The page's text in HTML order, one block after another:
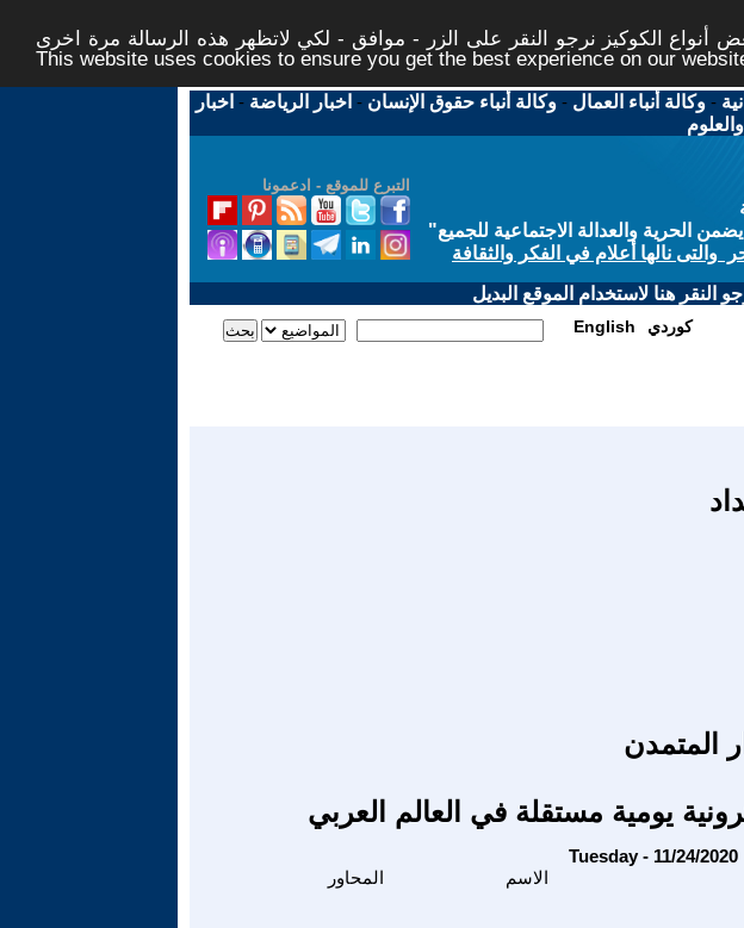
الكوكيز نرجو النقر على الزر - موافق - لكي لاتظهر هذه الرسالة مرة اخرى -
This website uses cookies to ensure you get the best experience on our
-وكالة أنباء العمال -وكالة أنباء حقوق الإنسان - اخبار الرياضة - اخبار
التبرع للموقع - ادعمونا
الحرية والعدالة الاجتماعية للجميع"
نالها أعلام في الفكر والثقافة
النقر هنا لاستخدام الموقع البديل
English كوردي
المتمدن
يومية مستقلة في العالم العربي
الاسم